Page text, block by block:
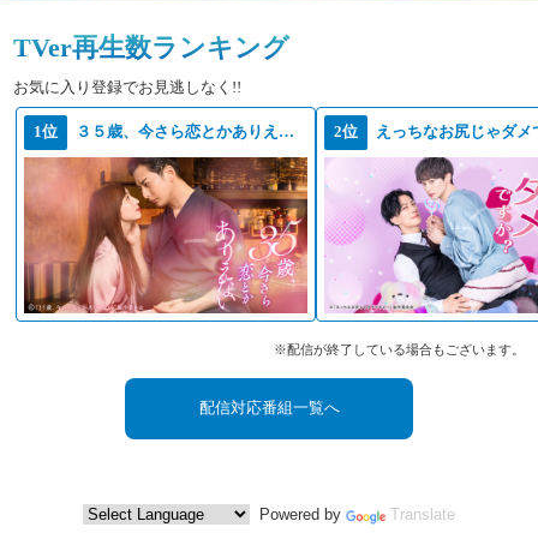
TVer再生数ランキング
お気に入り登録でお見逃しなく!!
1位 ３５歳、今さら恋とかありえない 2位 えっちなお尻じゃダメ
※配信が終了している場合もございます。
配信対応番組一覧へ
Powered by Translate